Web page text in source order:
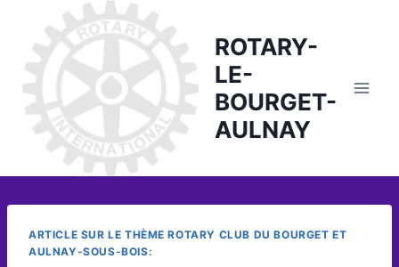
content
ROTARY-
LE-
BOURGET-
AULNAY
ARTICLE SUR LE THÈME ROTARY CLUB DU BOURGET ET
AULNAY-SOUS-BOIS: